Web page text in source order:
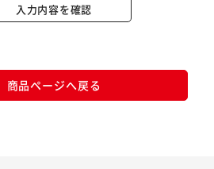
入力内容を確認
商品ページへ戻る